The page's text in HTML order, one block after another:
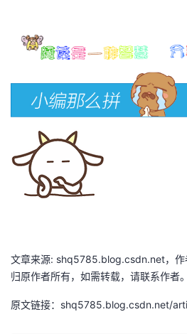
文章来源: shq5785.blog.csdn.net，作
归原作者所有，如需转载，请联系作者。
原文链接：shq5785.blog.csdn.net/